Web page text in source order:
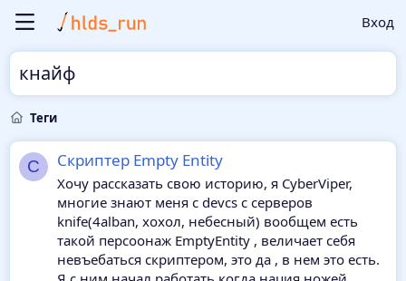
Вход
кнайф
Теги
C Скриптер Empty Entity
Хочу рассказать свою историю, я CyberViper,
многие знают меня с devcs с серверов
knife(4alban, хохол, небесный) вообщем есть
такой персоонаж EmptyEntity , величает себя
невъебаться скриптером, это да , в нем это есть.